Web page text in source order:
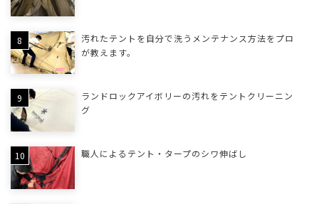
汚れたテントを自分で洗うメンテナンス方法をプロ
が教えます。
ランドロックアイボリーの汚れをテントクリーニン
グ
職人によるテント・タープのシワ伸ばし